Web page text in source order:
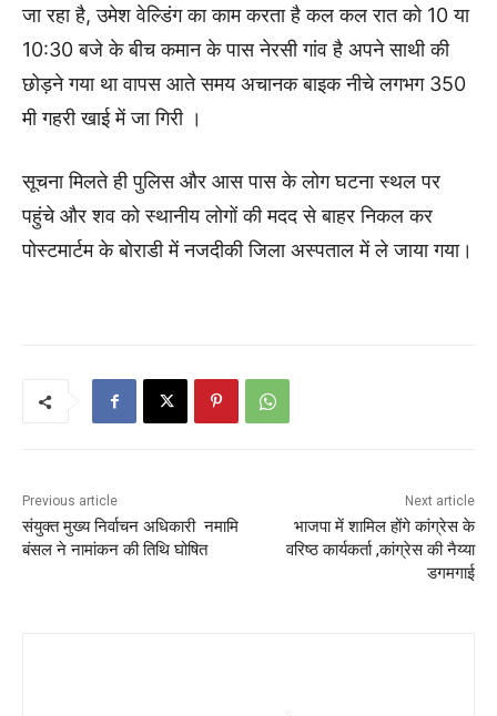
जा रहा है, उमेश वेल्डिंग का काम करता है कल कल रात को 10 या
10:30 बजे के बीच कमान के पास नेरसी गांव है अपने साथी की
छोड़ने गया था वापस आते समय अचानक बाइक नीचे लगभग 350
मी गहरी खाई में जा गिरी ।
सूचना मिलते ही पुलिस और आस पास के लोग घटना स्थल पर
पहुंचे और शव को स्थानीय लोगों की मदद से बाहर निकल कर
पोस्टमार्टम के बोराडी में नजदीकी जिला अस्पताल में ले जाया गया।
Previous article
संयुक्त मुख्य निर्वाचन अधिकारी नमामि
बंसल ने नामांकन की तिथि घोषित
Next article
भाजपा में शामिल होंगे कांग्रेस के
वरिष्ठ कार्यकर्ता ,कांग्रेस की नैय्या
डगमगाई